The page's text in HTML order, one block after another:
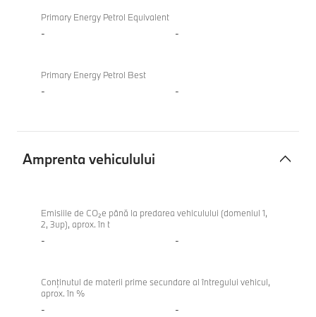
Primary Energy Petrol Equivalent
- -
Primary Energy Petrol Best
- -
Amprenta vehiculului
vehiculului
Emisiile de CO₂e până la predarea vehiculului (domeniul 1,
2, 3up), aprox. în t
- -
Conținutul de materii prime secundare al întregului vehicul,
aprox. în %
- -